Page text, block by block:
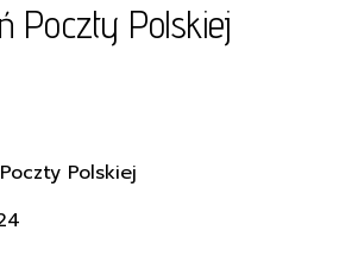
Poczty Polskiej
Polskiej